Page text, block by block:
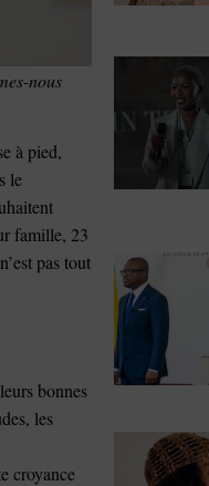
nous
à pied,
le
famille, 23
pas tout
bonnes
les
croyance